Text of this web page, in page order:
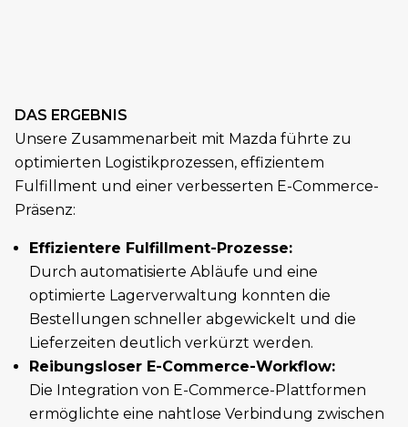
DAS ERGEBNIS
Unsere Zusammenarbeit mit Mazda führte zu
optimierten Logistikprozessen, effizientem
Fulfillment und einer verbesserten E-Commerce-
Präsenz:
Effizientere Fulfillment-Prozesse:
Durch automatisierte Abläufe und eine
optimierte Lagerverwaltung konnten die
Bestellungen schneller abgewickelt und die
Lieferzeiten deutlich verkürzt werden.
Reibungsloser E-Commerce-Workflow:
Die Integration von E-Commerce-Plattformen
ermöglichte eine nahtlose Verbindung zwischen